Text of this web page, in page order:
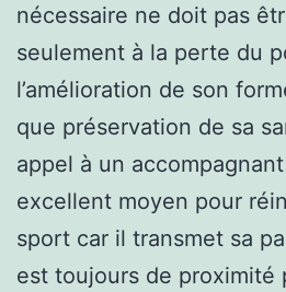
nécessaire ne doit pas
seulement à la perte du
l’amélioration de son
que préservation de sa
appel à un
excellent moyen pour
sport car il transmet sa
est toujours de proximité